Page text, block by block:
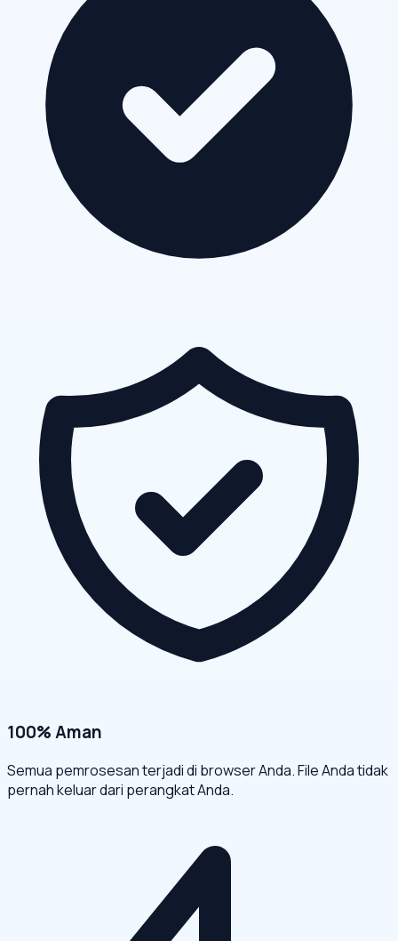
100% Aman
Semua pemrosesan terjadi di browser Anda. File Anda tidak
pernah keluar dari perangkat Anda.